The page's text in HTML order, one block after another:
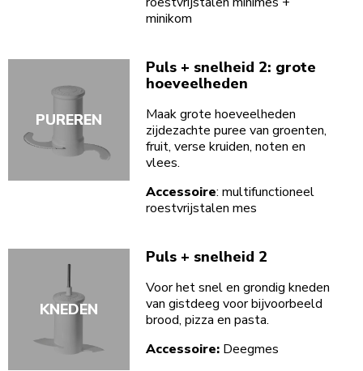
minikom
Puls + snelheid 2: grote
hoeveelheden
Maak grote hoeveelheden
zijdezachte puree van groenten,
fruit, verse kruiden, noten en
vlees.
Accessoire: multifunctioneel
roestvrijstalen mes
PUREREN
Puls + snelheid 2
Voor het snel en grondig kneden
van gistdeeg voor bijvoorbeeld
brood, pizza en pasta.
Accessoire: Deegmes
KNEDEN